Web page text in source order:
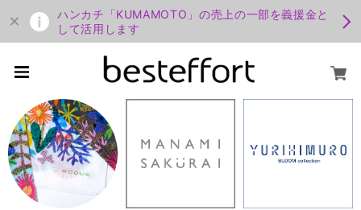
ハンカチ「KUMAMOTO」の売上の一部を義援金と
して活用します